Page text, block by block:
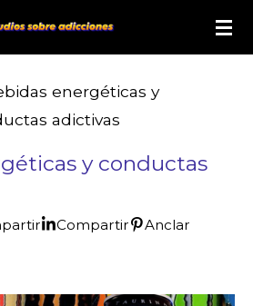
energéticas y
adictivas
y conductas
Compartir Anclar